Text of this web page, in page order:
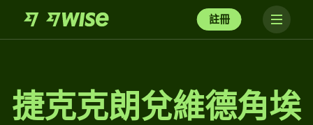
註冊
捷克克朗兌維德角埃